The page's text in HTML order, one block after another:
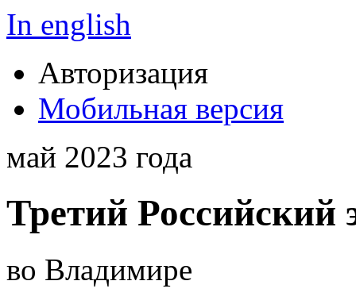
In english
Авторизация
Мобильная версия
май 2023 года
Третий Российский
во Владимире